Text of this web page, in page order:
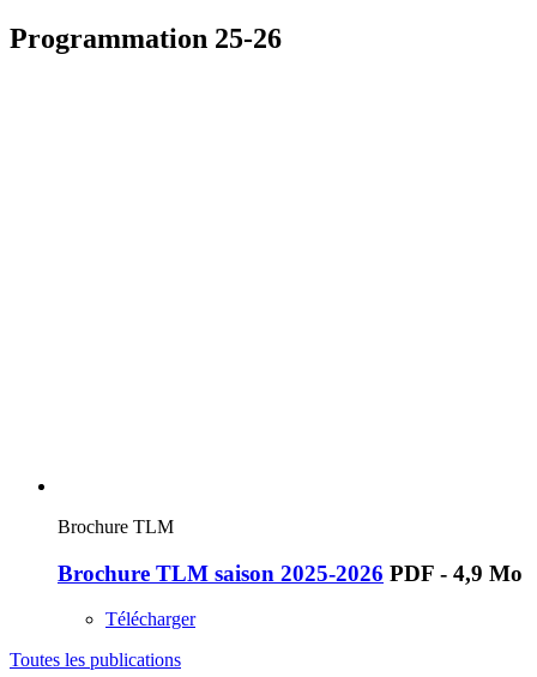
Programmation 25-26
Brochure TLM
Brochure TLM saison 2025-2026 PDF - 4,9 Mo
Télécharger
Toutes les publications